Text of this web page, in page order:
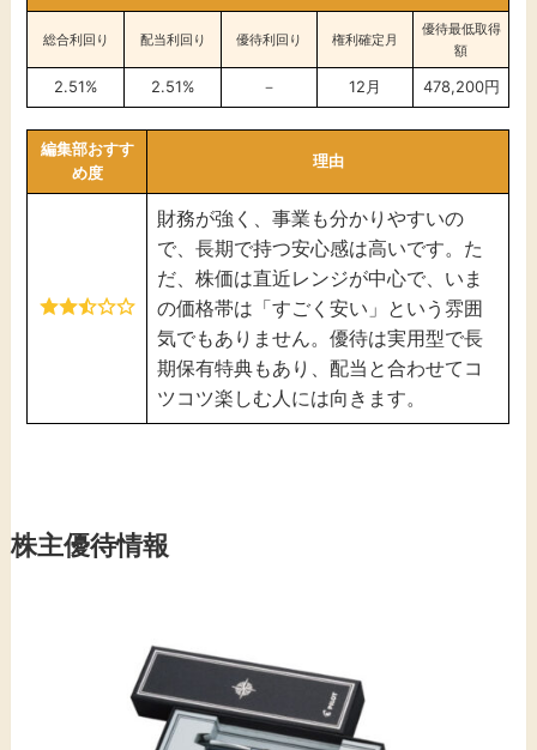
総合利回り 配当利回り 優待利回り 権利確定月
優待最低取得
額
2.51% 2.51% － 12月 478,200円
編集部おすす
め度
理由
財務が強く、事業も分かりやすいの
で、長期で持つ安心感は高いです。た
だ、株価は直近レンジが中心で、いま
の価格帯は「すごく安い」という雰囲
気でもありません。優待は実用型で長
期保有特典もあり、配当と合わせてコ
ツコツ楽しむ人には向きます。
株主優待情報